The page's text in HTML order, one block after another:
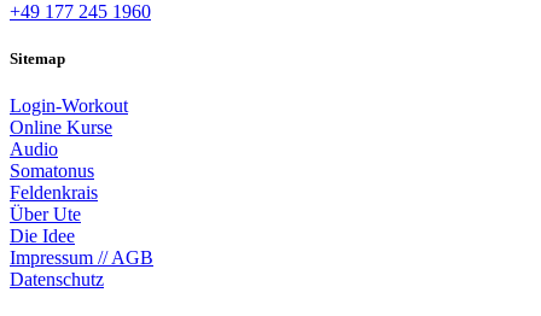
+49 177 245 1960
Sitemap
Login-Workout
Online Kurse
Audio
Somatonus
Feldenkrais
Über Ute
Die Idee
Impressum // AGB
Datenschutz